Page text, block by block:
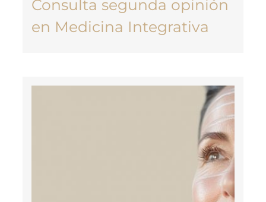
Consulta segunda opinión
en Medicina Integrativa